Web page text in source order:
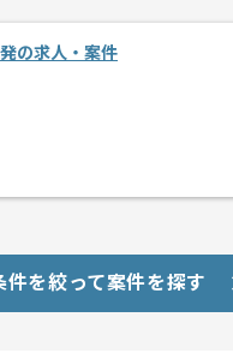
の求人・案件
件を絞って案件を探す